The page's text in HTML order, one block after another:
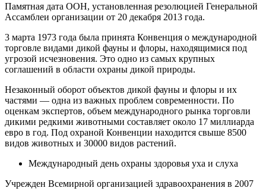
Памятная дата ООН, установленная резолюцией Генеральной
Ассамблеи организации от 20 декабря 2013 года.
3 марта 1973 года была принята Конвенция о международной
торговле видами дикой фауны и флоры, находящимися под
угрозой исчезновения. Это одно из самых крупных
соглашений в области охраны дикой природы.
Незаконный оборот объектов дикой фауны и флоры и их
частями — одна из важных проблем современности. По
оценкам экспертов, объем международного рынка торговли
дикими редкими животными составляет около 17 миллиарда
евро в год. Под охраной Конвенции находится свыше 8500
видов животных и 30000 видов растений.
Международный день охраны здоровья уха и слуха
Учрежден Всемирной организацией здравоохранения в 2007